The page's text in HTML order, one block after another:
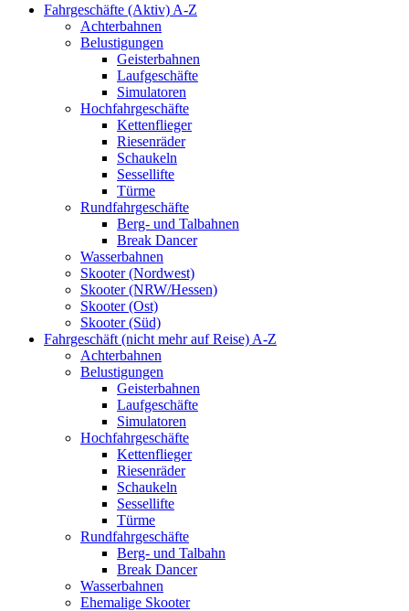
Fahrgeschäfte (Aktiv) A-Z
Achterbahnen
Belustigungen
Geisterbahnen
Laufgeschäfte
Simulatoren
Hochfahrgeschäfte
Kettenflieger
Riesenräder
Schaukeln
Sessellifte
Türme
Rundfahrgeschäfte
Berg- und Talbahnen
Break Dancer
Wasserbahnen
Skooter (Nordwest)
Skooter (NRW/Hessen)
Skooter (Ost)
Skooter (Süd)
Fahrgeschäft (nicht mehr auf Reise) A-Z
Achterbahnen
Belustigungen
Geisterbahnen
Laufgeschäfte
Simulatoren
Hochfahrgeschäfte
Kettenflieger
Riesenräder
Schaukeln
Sessellifte
Türme
Rundfahrgeschäfte
Berg- und Talbahn
Break Dancer
Wasserbahnen
Ehemalige Skooter